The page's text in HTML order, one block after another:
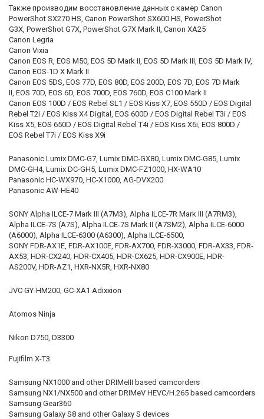
Также производим восстановление данных с камер Canon
PowerShot SX270 HS, Canon PowerShot SX600 HS, PowerShot
G3X, PowerShot G7X, PowerShot G7X Mark II, Canon XA25
Canon Legria
Canon Vixia
Canon EOS R, EOS M50, EOS 5D Mark II, EOS 5D Mark III, EOS 5D Mark IV,
Canon EOS-1D X Mark II
Canon EOS 5DS, EOS 77D, EOS 80D, EOS 200D, EOS 7D, EOS 7D Mark
II, EOS 70D, EOS 6D, EOS 700D, EOS 760D, EOS C100 Mark II
Canon EOS 100D / EOS Rebel SL1 / EOS Kiss X7, EOS 550D / EOS Digital
Rebel T2i / EOS Kiss X4 Digital, EOS 600D / EOS Digital Rebel T3i / EOS
Kiss X5, EOS 650D / EOS Digital Rebel T4i / EOS Kiss X6i, EOS 800D /
EOS Rebel T7i / EOS Kiss X9i
Panasonic Lumix DMC-G7, Lumix DMC-GX80, Lumix DMC-G85, Lumix
DMC-GH4, Lumix DC-GH5, Lumix DMC-FZ1000, HX-WA10
Panasonic HC-WX970, HC-X1000, AG-DVX200
Panasonic AW-HE40
SONY Alpha ILCE-7 Mark III (A7M3), Alpha ILCE-7R Mark III (A7RM3),
Alpha ILCE-7S (A7S), Alpha ILCE-7S Mark II (A7SM2), Alpha ILCE-6000
(A6000), Alpha ILCE-6300 (A6300), Alpha ILCE-6500,
SONY FDR-AX1E, FDR-AX100E, FDR-AX700, FDR-X3000, FDR-AX33, FDR-
AX53, HDR-CX240, HDR-CX405, HDR-CX625, HDR-CX900E, HDR-
AS200V, HDR-AZ1, HXR-NX5R, HXR-NX80
JVC GY-HM200, GC-XA1 Adixxion
Atomos Ninja
Nikon D750, D3300
Fujifilm X-T3
Samsung NX1000 and other DRIMeIII based camcorders
Samsung NX1/NX500 and other DRIMeV HEVC/H.265 based camcorders
Samsung Gear360
Samsung Galaxy S8 and other Galaxy S devices